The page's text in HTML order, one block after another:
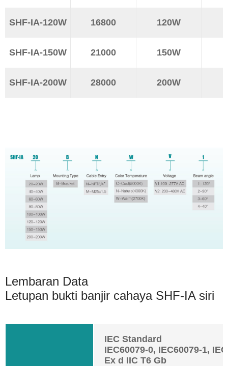
SHF-IA-120W 16800 120W
SHF-IA-150W 21000 150W
SHF-IA-200W 28000 200W
Lembaran Data
Letupan bukti banjir cahaya SHF-IA siri
IEC Standard
IEC60079-0, IEC60079-1,
Ex d IIC T6 Gb